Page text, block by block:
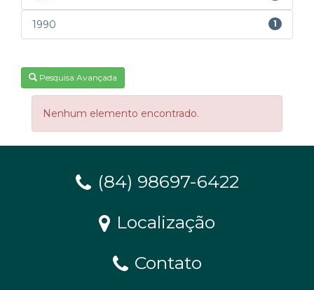
1990 1
Pesquisa Avançada
Nenhum elemento encontrado.
(84) 98697-6422
Localização
Contato